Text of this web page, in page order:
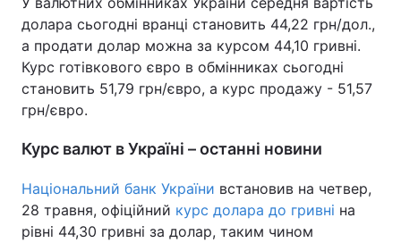
долара сьогодні вранці становить 44,22 грн/дол.,
а продати долар можна за курсом 44,10 гривні.
Курс готівкового євро в обмінниках сьогодні
становить 51,79 грн/євро, а курс продажу - 51,57
грн/євро.
Курс валют в Україні – останні новини
Національний банк України встановив на четвер,
28 травня, офіційний курс долара до гривні на
рівні 44,30 гривні за долар, таким чином